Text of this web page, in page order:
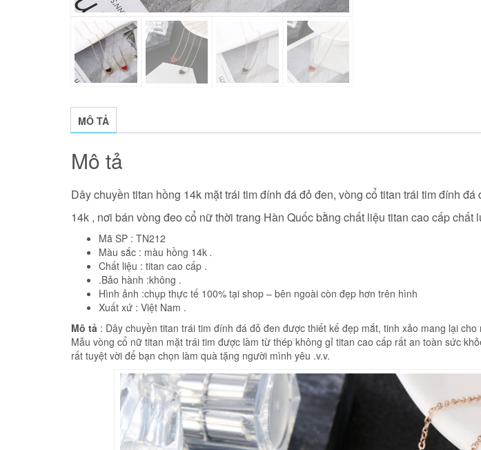
MÔ TẢ
Mô tả
Dây chuyền titan hồng 14k mặt trái tim đính đá đỏ đen, vòng cổ titan trái tim đính đá
14k , nơi bán vòng đeo cổ nữ thời trang Hàn Quốc bằng chất liệu titan cao cấp chất
Mã SP : TN212
Màu sắc : màu hồng 14k .
Chất liệu : titan cao cấp .
.Bảo hành :không .
Hình ảnh :chụp thực tế 100% tại shop – bên ngoài còn đẹp hơn trên hình
Xuất xứ : Việt Nam .
Mô tả : Dây chuyền titan trái tim đính đá đỏ đen được thiết kế đẹp mắt, tinh xảo mang lại
Mẫu vòng cổ nữ titan mặt trái tim được làm từ thép không gỉ titan cao cấp rất an toàn sức
rất tuyệt vời để bạn chọn làm quà tặng người mình yêu .v.v.